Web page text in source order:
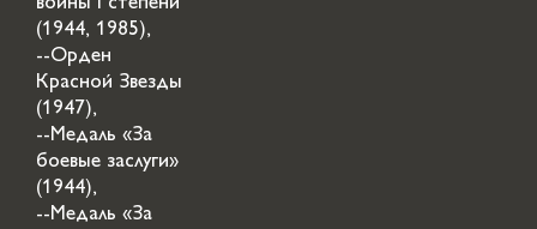
(1944, 1985),
--Орден
Красной Звезды
(1947),
--Медаль «За
боевые заслуги»
(1944),
--Медаль «За